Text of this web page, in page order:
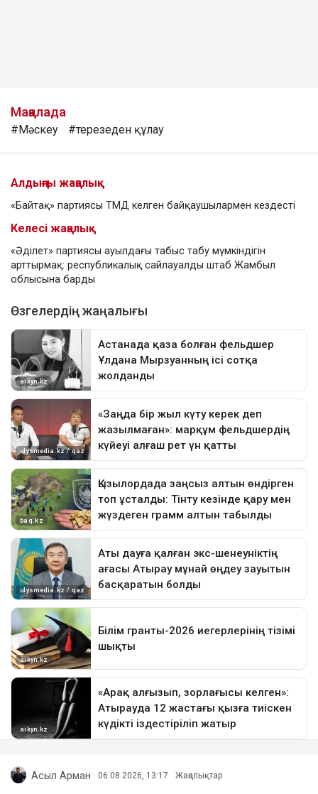
Мақалада
#Мәскеу #терезеден құлау
Алдыңғы жаңалық
«Байтақ» партиясы ТМД келген байқаушылармен кездесті
Келесі жаңалық
«Әділет» партиясы ауылдағы табыс табу мүмкіндігін
арттырмақ: республикалық сайлауалды штаб Жамбыл
облысына барды
Асыл Арман 06.08.2026, 13:17 Жаңалықтар